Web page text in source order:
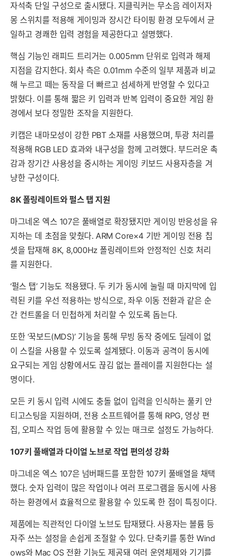
자석축 단일 구성으로 출시됐다. 지클릭커는 무소음 레이저자
몽 스위치를 적용해 게이밍과 장시간 타이핑 환경 모두에서 균
일하고 경쾌한 입력 경험을 제공한다고 설명했다.
핵심 기능인 래피드 트리거는 0.005mm 단위로 입력과 해제
지점을 감지한다. 회사 측은 0.01mm 수준의 일부 제품과 비교
해 누르고 떼는 동작을 더 빠르고 섬세하게 반영할 수 있다고
밝혔다. 이를 통해 짧은 키 입력과 반복 입력이 중요한 게임 환
경에서 보다 정밀한 조작을 지원한다.
키캡은 내마모성이 강한 PBT 소재를 사용했으며, 투광 처리를
적용해 RGB LED 효과와 내구성을 함께 고려했다. 부드러운 촉
감과 장기간 사용성을 중시하는 게이밍 키보드 사용자층을 겨
냥한 구성이다.
8K 폴링레이트와 펄스 탭 지원
마그네온 엑스 107은 풀배열로 확장됐지만 게이밍 반응성을 유
지하는 데 초점을 맞췄다. ARM Core×4 기반 게이밍 전용 칩
셋을 탑재해 8K, 8,000Hz 폴링레이트와 안정적인 신호 처리
를 지원한다.
‘펄스 탭’ 기능도 적용됐다. 두 키가 동시에 눌릴 때 마지막에 입
력된 키를 우선 적용하는 방식으로, 좌우 이동 전환과 같은 순
간 컨트롤을 더 민첩하게 처리할 수 있도록 돕는다.
또한 ‘꾹보드(MDS)’ 기능을 통해 무빙 동작 중에도 딜레이 없
이 스킬을 사용할 수 있도록 설계됐다. 이동과 공격이 동시에
요구되는 게임 상황에서도 끊김 없는 플레이를 지원한다는 설
명이다.
모든 키 동시 입력 시에도 충돌 없이 입력을 인식하는 풀키 안
티고스팅을 지원하며, 전용 소프트웨어를 통해 RPG, 영상 편
집, 오피스 작업 등에 활용할 수 있는 매크로 설정도 가능하다.
107키 풀배열과 다이얼 노브로 작업 편의성 강화
마그네온 엑스 107은 넘버패드를 포함한 107키 풀배열을 채택
했다. 숫자 입력이 많은 작업이나 여러 프로그램을 동시에 사용
하는 환경에서 효율적으로 활용할 수 있도록 한 점이 특징이다.
제품에는 직관적인 다이얼 노브도 탑재됐다. 사용자는 볼륨 등
자주 쓰는 설정을 손쉽게 조절할 수 있다. 단축키를 통한 Wind
ows와 Mac OS 전환 기능도 제공돼 여러 운영체제와 기기를